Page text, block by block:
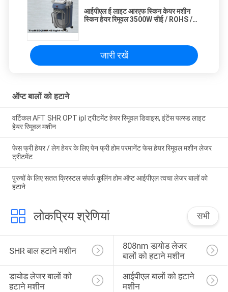
आईपीएल ई लाइट आरएफ स्किन केयर मशीन
स्किन हेयर रिमूवल 3500W सीई / ROHS /
जारी रखें
ऑप्ट बालों को हटाने
वर्टिकल AFT SHR OPT ipl ट्रीटमेंट हेयर रिमूवल डिवाइस, इंटेंस पल्स्ड लाइट
हेयर रिमूवल मशीन
फेस फ्री हेयर / लेग हेयर के लिए पेन फ्री होम परमानेंट फेस हेयर रिमूवल मशीन लेजर
ट्रीटमेंट
पुरुषों के लिए सतत क्रिस्टल संपर्क कूलिंग होम ऑप्ट आईपीएल त्वचा लेजर बालों को
हटाने
लोकप्रिय श्रेणियां सभी
SHR बाल हटाने मशीन
808nm डायोड लेजर
बालों को हटाने मशीन
डायोड लेजर बालों को
हटाने मशीन
आईपीएल बालों को हटाने
मशीन